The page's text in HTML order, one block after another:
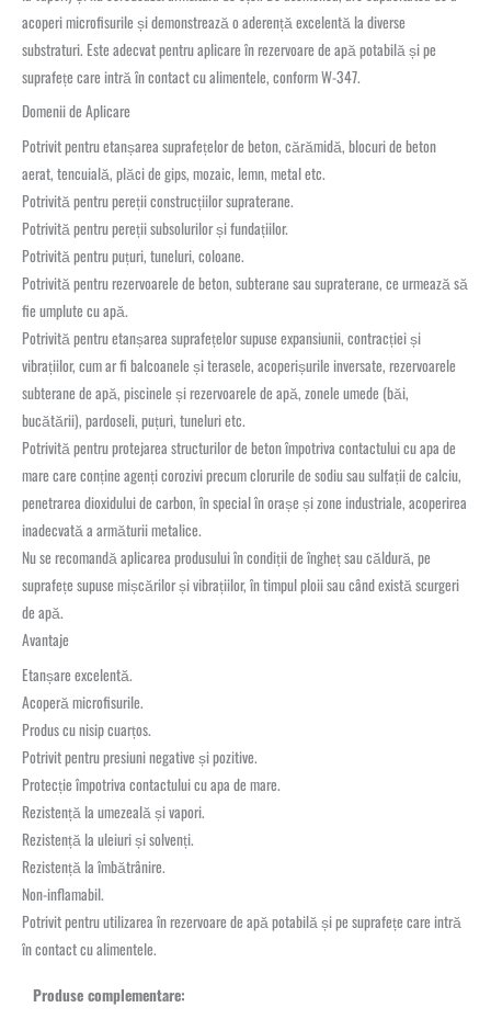
acoperi microfisurile și demonstrează o aderență excelentă la diverse
substraturi. Este adecvat pentru aplicare în rezervoare de apă potabilă și pe
suprafețe care intră în contact cu alimentele, conform W-347.
Domenii de Aplicare
Potrivit pentru etanșarea suprafețelor de beton, cărămidă, blocuri de beton
aerat, tencuială, plăci de gips, mozaic, lemn, metal etc.
Potrivită pentru pereții construcțiilor supraterane.
Potrivită pentru pereții subsolurilor și fundațiilor.
Potrivită pentru puțuri, tuneluri, coloane.
Potrivită pentru rezervoarele de beton, subterane sau supraterane, ce urmează să
fie umplute cu apă.
Potrivită pentru etanșarea suprafețelor supuse expansiunii, contracției și
vibrațiilor, cum ar fi balcoanele și terasele, acoperișurile inversate, rezervoarele
subterane de apă, piscinele și rezervoarele de apă, zonele umede (băi,
bucătării), pardoseli, puțuri, tuneluri etc.
Potrivită pentru protejarea structurilor de beton împotriva contactului cu apa de
mare care conține agenți corozivi precum clorurile de sodiu sau sulfații de calciu,
penetrarea dioxidului de carbon, în special în orașe și zone industriale, acoperirea
inadecvată a armăturii metalice.
Nu se recomandă aplicarea produsului în condiții de îngheț sau căldură, pe
suprafețe supuse mișcărilor și vibrațiilor, în timpul ploii sau când există scurgeri
de apă.
Avantaje
Etanșare excelentă.
Acoperă microfisurile.
Produs cu nisip cuarțos.
Potrivit pentru presiuni negative și pozitive.
Protecție împotriva contactului cu apa de mare.
Rezistență la umezeală și vapori.
Rezistență la uleiuri și solvenți.
Rezistență la îmbătrânire.
Non-inflamabil.
Potrivit pentru utilizarea în rezervoare de apă potabilă și pe suprafețe care intră
în contact cu alimentele.
Produse complementare: